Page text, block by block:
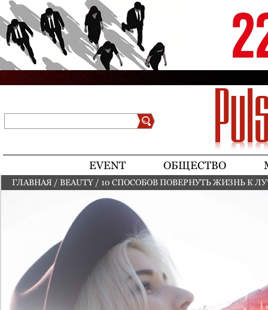
Jump to navigation
EVENT ОБЩЕСТВО
ГЛАВНАЯ / BEAUTY / 10 СПОСОБОВ ПОВЕРНУТЬ ЖИЗНЬ К